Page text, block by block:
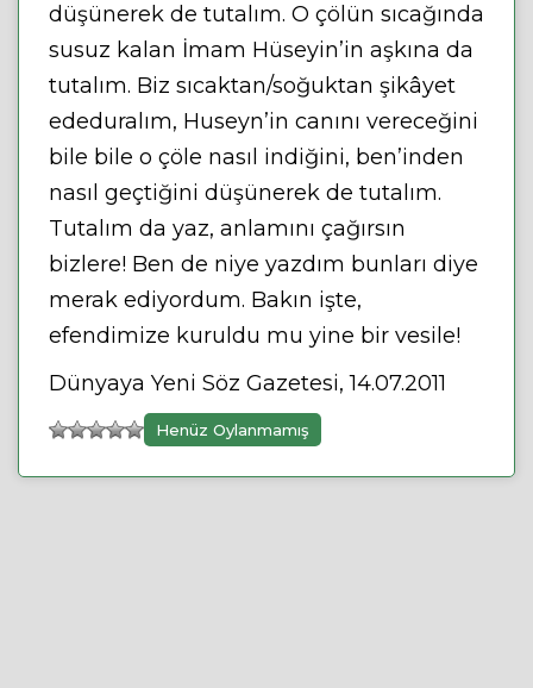
düşünerek de tutalım. O çölün sıcağında
susuz kalan İmam Hüseyin’in aşkına da
tutalım. Biz sıcaktan/soğuktan şikâyet
ededuralım, Huseyn’in canını vereceğini
bile bile o çöle nasıl indiğini, ben’inden
nasıl geçtiğini düşünerek de tutalım.
Tutalım da yaz, anlamını çağırsın
bizlere! Ben de niye yazdım bunları diye
merak ediyordum. Bakın işte,
efendimize kuruldu mu yine bir vesile!
Dünyaya Yeni Söz Gazetesi, 14.07.2011
Henüz Oylanmamış